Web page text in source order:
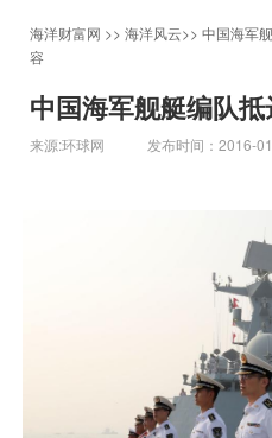
海洋财富网 >> 海洋风云>> 中国海军
容
中国海军舰艇编队
来源:环球网 发布时间：2016-